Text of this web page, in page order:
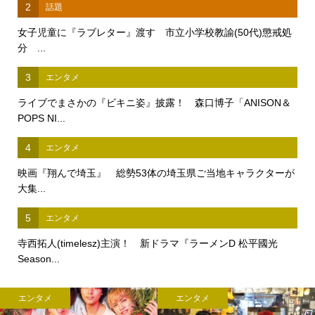
2 話題
女子児童に『ラブレター』渡す 市立小学校教諭(50代)懲戒処
分 ...
3 エンタメ
ライブでまさかの『ビキニ姿』披露！ 森口博子「ANISON＆
POPS NI...
4 エンタメ
映画『翔んで埼玉』 総勢53体の埼玉県ご当地キャラクターが
大集...
5 エンタメ
寺西拓人(timelesz)主演！ 新ドラマ『ラーメンD 松平國光
Season...
エンタメ エンタメ